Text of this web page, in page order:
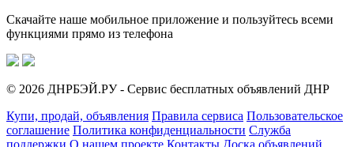
Скачайте наше мобильное приложение и пользуйтесь всеми
функциями прямо из телефона
© 2026 ДНРБЭЙ.РУ - Сервис бесплатных объявлений ДНР
Купи, продай, объявления Правила сервиса Пользовательское
соглашение Политика конфиденциальности Служба
поддержки О нашем проекте Контакты Доска объявлений